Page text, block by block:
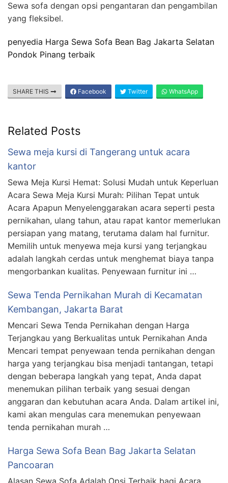
Sewa sofa dengan opsi pengantaran dan pengambilan
yang fleksibel.
penyedia Harga Sewa Sofa Bean Bag Jakarta Selatan
Pondok Pinang terbaik
SHARE THIS Facebook Twitter WhatsApp
Related Posts
Sewa meja kursi di Tangerang untuk acara
kantor
Sewa Meja Kursi Hemat: Solusi Mudah untuk Keperluan
Acara Sewa Meja Kursi Murah: Pilihan Tepat untuk
Acara Apapun Menyelenggarakan acara seperti pesta
pernikahan, ulang tahun, atau rapat kantor memerlukan
persiapan yang matang, terutama dalam hal furnitur.
Memilih untuk menyewa meja kursi yang terjangkau
adalah langkah cerdas untuk menghemat biaya tanpa
mengorbankan kualitas. Penyewaan furnitur ini …
Sewa Tenda Pernikahan Murah di Kecamatan
Kembangan, Jakarta Barat
Mencari Sewa Tenda Pernikahan dengan Harga
Terjangkau yang Berkualitas untuk Pernikahan Anda
Mencari tempat penyewaan tenda pernikahan dengan
harga yang terjangkau bisa menjadi tantangan, tetapi
dengan beberapa langkah yang tepat, Anda dapat
menemukan pilihan terbaik yang sesuai dengan
anggaran dan kebutuhan acara Anda. Dalam artikel ini,
kami akan mengulas cara menemukan penyewaan
tenda pernikahan murah …
Harga Sewa Sofa Bean Bag Jakarta Selatan
Pancoaran